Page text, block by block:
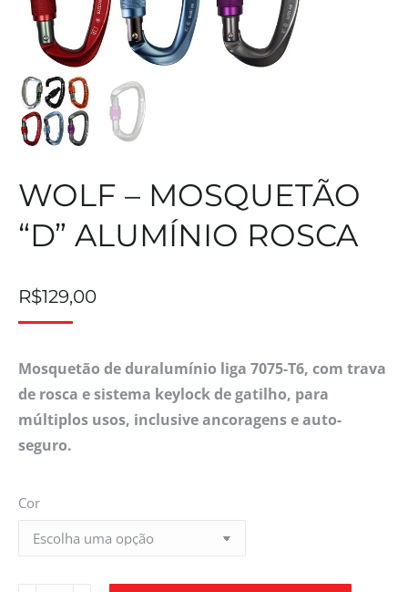
WOLF – MOSQUETÃO
“D” ALUMÍNIO ROSCA
R$129,00
Mosquetão de duralumínio liga 7075-T6, com trava
de rosca e sistema keylock de gatilho, para
múltiplos usos, inclusive ancoragens e auto-
seguro.
Cor